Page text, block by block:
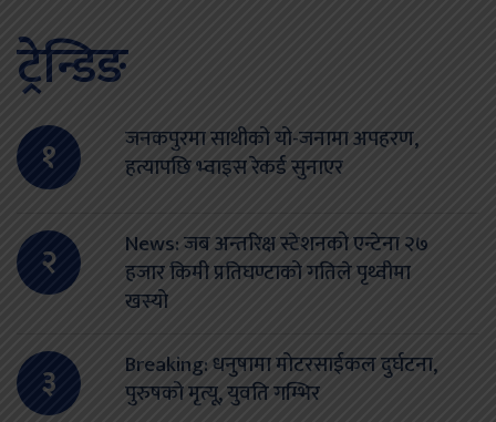
ट्रेन्डिङ
१
जनकपुरमा साथीको यो-जनामा अपहरण,
हत्यापछि भ्वाइस रेकर्ड सुनाएर
२
News: जब अन्तरिक्ष स्टेशनको एन्टेना २७
हजार किमी प्रतिघण्टाको गतिले पृथ्वीमा
खस्यो
३
Breaking: धनुषामा मोटरसाईकल दुर्घटना,
पुरुषको मृत्यू, युवति गम्भिर